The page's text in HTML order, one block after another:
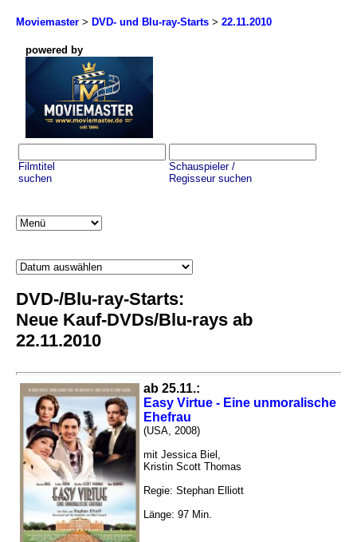
Moviemaster > DVD- und Blu-ray-Starts > 22.11.2010
powered by
Filmtitel
suchen
Schauspieler /
Regisseur suchen
DVD-/Blu-ray-Starts:
Neue Kauf-DVDs/Blu-rays ab
22.11.2010
ab 25.11.:
Easy Virtue - Eine unmoralische
Ehefrau
(USA, 2008)
mit Jessica Biel,
Kristin Scott Thomas
Regie: Stephan Elliott
Länge: 97 Min.